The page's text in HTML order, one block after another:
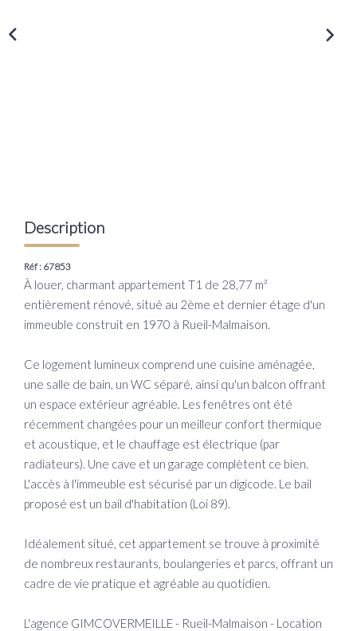
PARRAINAGE
Description
Réf : 67853
À louer, charmant appartement T1 de 28,77 m²
entièrement rénové, situé au 2ème et dernier étage d'un
immeuble construit en 1970 à Rueil-Malmaison.
Ce logement lumineux comprend une cuisine aménagée,
une salle de bain, un WC séparé, ainsi qu'un balcon offrant
un espace extérieur agréable. Les fenêtres ont été
récemment changées pour un meilleur confort thermique
et acoustique, et le chauffage est électrique (par
radiateurs). Une cave et un garage complètent ce bien.
L'accès à l'immeuble est sécurisé par un digicode. Le bail
proposé est un bail d'habitation (Loi 89).
Idéalement situé, cet appartement se trouve à proximité
de nombreux restaurants, boulangeries et parcs, offrant un
cadre de vie pratique et agréable au quotidien.
L'agence GIMCOVERMEILLE - Rueil-Malmaison - Location